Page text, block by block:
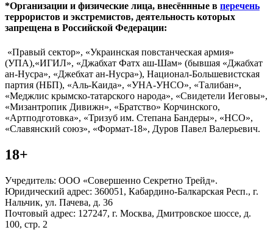
*Организации и физические лица, внесённные в перечень
террористов и экстремистов, деятельность которых
запрещена в Российской Федерации:
«Правый сектор», «Украинская повстанческая армия»
(УПА),«ИГИЛ», «Джабхат Фатх аш-Шам» (бывшая «Джабхат
ан-Нусра», «Джебхат ан-Нусра»), Национал-Большевистская
партия (НБП), «Аль-Каида», «УНА-УНСО», «Талибан»,
«Меджлис крымско-татарского народа», «Свидетели Иеговы»,
«Мизантропик Дивижн», «Братство» Корчинского,
«Артподготовка», «Тризуб им. Степана Бандеры», «НСО»,
«Славянский союз», «Формат-18», Дуров Павел Валерьевич.
18+
Учредитель: ООО «Совершенно Секретно Трейд».
Юридический адрес: 360051, Кабардино-Балкарская Респ., г.
Нальчик, ул. Пачева, д. 36
Почтовый адрес: 127247, г. Москва, Дмитровское шоссе, д.
100, стр. 2